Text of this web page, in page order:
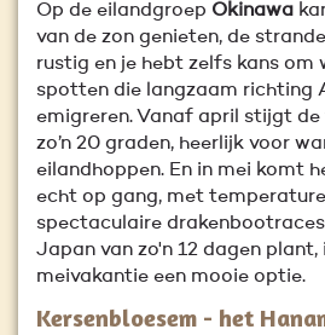
Op de eilandgroep Okinawa
van de zon genieten, de
rustig en je hebt zelfs kans om
spotten die langzaam richting
emigreren. Vanaf april stijgt
zo’n 20 graden, heerlijk voor
eilandhoppen. En in mei komt
echt op gang, met
spectaculaire
Japan van zo'n 12 dagen plant,
meivakantie een mooie optie.
Kersenbloesem - het